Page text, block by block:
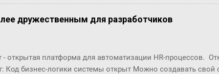
дружественным для разработчиков
- открытая платформа для автоматизации HR-процессов.
Код бизнес-логики системы открыт Можно создавать